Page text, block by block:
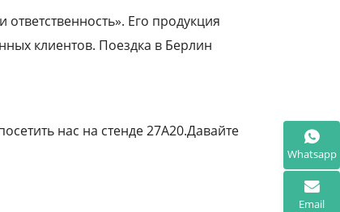
Его продукция
клиентов. Поездка в Берлин
нас на стенде 27A20.Давайте
Whatsapp
Email